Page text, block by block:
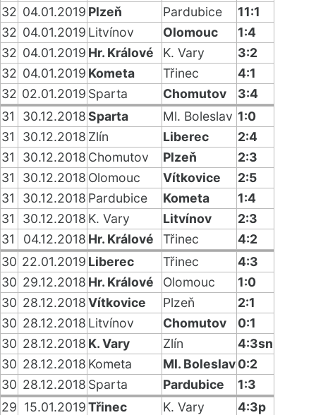
32 04.01.2019 Plzeň Pardubice
11:1
32 04.01.2019 Litvínov Olomouc
1:4
32 04.01.2019 Hr. Králové K. Vary
3:2
32 04.01.2019 Kometa Třinec
4:1
32 02.01.2019 Sparta Chomutov
3:4
31
30.12.2018Sparta Ml. Boleslav 1:0
31
30.12.2018 Zlín Liberec
2:4
31
30.12.2018 Chomutov Plzeň
2:3
31
30.12.2018 Olomouc Vítkovice
2:5
31
30.12.2018 Pardubice Kometa
1:4
31
30.12.2018 K. Vary Litvínov
2:3
31
04.12.2018 Hr. Králové Třinec
4:2
30 22.01.2019 Liberec Třinec
4:3
30 29.12.2018 Hr. Králové Olomouc
1:0
30 28.12.2018Vítkovice Plzeň
2:1
30 28.12.2018 Litvínov Chomutov
0:1
30 28.12.2018 K. Vary Zlín
4:3sn
30 28.12.2018 Kometa Ml. Boleslav0:2
30 28.12.2018 Sparta Pardubice
1:3
29 15.01.2019Třinec K. Vary
4:3p